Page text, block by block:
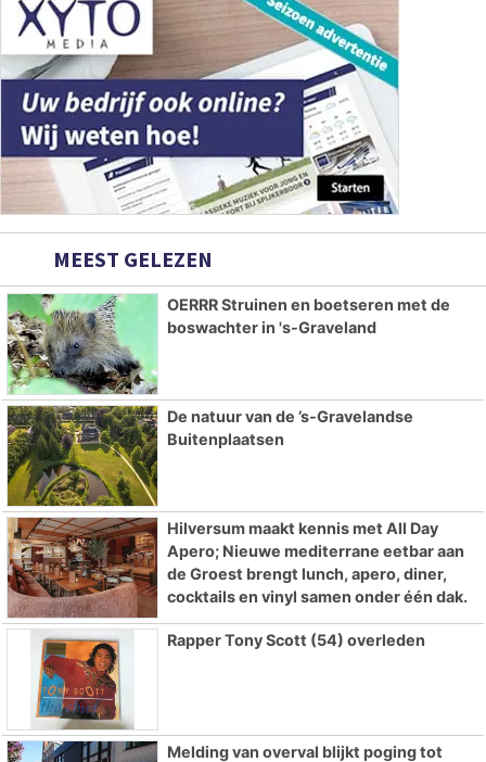
MEEST GELEZEN
OERRR Struinen en boetseren met de
boswachter in 's-Graveland
De natuur van de ’s-Gravelandse
Buitenplaatsen
Hilversum maakt kennis met All Day
Apero; Nieuwe mediterrane eetbar aan
de Groest brengt lunch, apero, diner,
cocktails en vinyl samen onder één dak.
Rapper Tony Scott (54) overleden
Melding van overval blijkt poging tot